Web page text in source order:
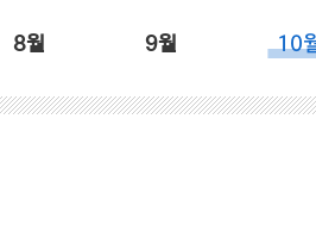
8월 9월 10